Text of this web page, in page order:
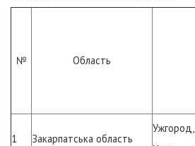
№ Область
1 Закарпатська область
Ужгород,